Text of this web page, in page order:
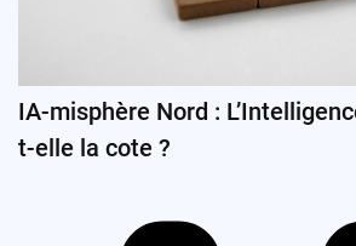
IA-misphère Nord :
t-elle la cote ?